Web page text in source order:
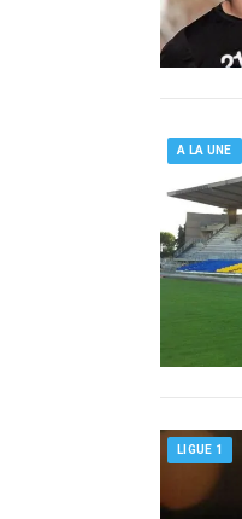
A LA UNE
LIGUE 1